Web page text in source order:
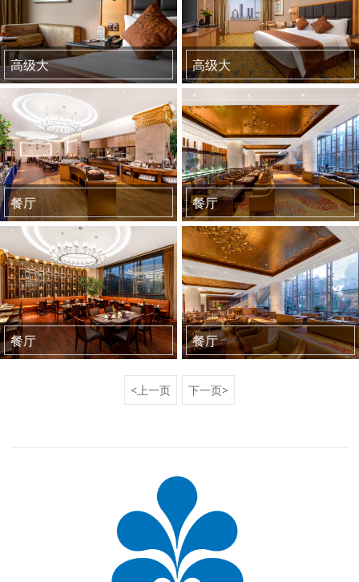
高级大 高级大
餐厅 餐厅
餐厅 餐厅
<上一页 下一页>